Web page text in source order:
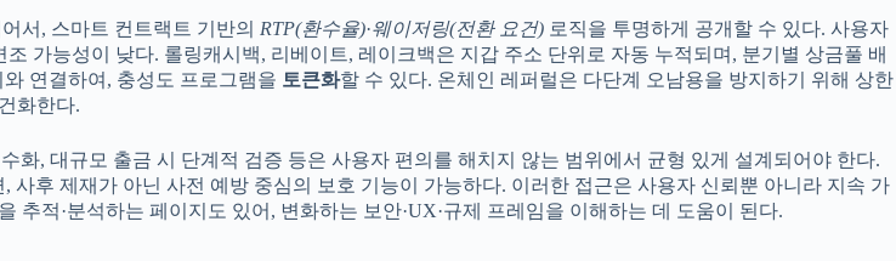
서, 스마트 컨트랙트 기반의 RTP(환수율)·웨이저링(전환 요건) 로직을 투명하게 공개할 수 있다. 사용자
가능성이 낮다. 롤링캐시백, 리베이트, 레이크백은 지갑 주소 단위로 자동 누적되며, 분기별 상금풀 배
연결하여, 충성도 프로그램을 토큰화할 수 있다. 온체인 레퍼럴은 다단계 오남용을 방지하기 위해 상한
화한다.
, 대규모 출금 시 단계적 검증 등은 사용자 편의를 해치지 않는 범위에서 균형 있게 설계되어야 한다.
사후 제재가 아닌 사전 예방 중심의 보호 기능이 가능하다. 이러한 접근은 사용자 신뢰뿐 아니라 지속 가
추적·분석하는 페이지도 있어, 변화하는 보안·UX·규제 프레임을 이해하는 데 도움이 된다.